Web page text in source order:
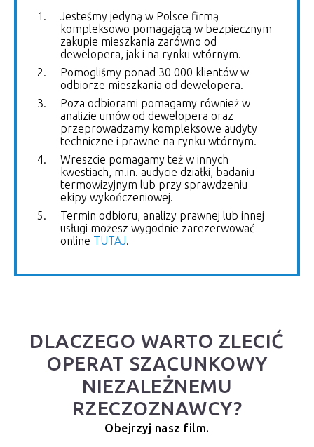
Jesteśmy jedyną w Polsce firmą
kompleksowo pomagającą w bezpiecznym
zakupie mieszkania zarówno od
dewelopera, jak i na rynku wtórnym.
Pomogliśmy ponad 30 000 klientów w
odbiorze mieszkania od dewelopera.
Poza odbiorami pomagamy również w
analizie umów od dewelopera oraz
przeprowadzamy kompleksowe audyty
techniczne i prawne na rynku wtórnym.
Wreszcie pomagamy też w innych
kwestiach, m.in. audycie działki, badaniu
termowizyjnym lub przy sprawdzeniu
ekipy wykończeniowej.
Termin odbioru, analizy prawnej lub innej
usługi możesz wygodnie zarezerwować
online TUTAJ
DLACZEGO WARTO ZLECIĆ
OPERAT SZACUNKOWY
NIEZALEŻNEMU
RZECZOZNAWCY?
Obejrzyj nasz film.